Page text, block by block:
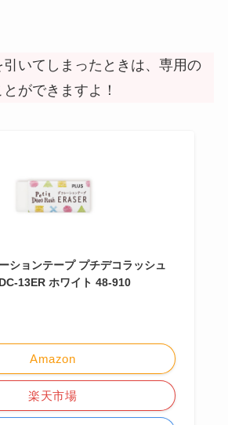
引いてしまったときは、専用の
ができますよ！
ションテープ プチデコラッシュ
13ER ホワイト 48-910
Amazon
楽天市場